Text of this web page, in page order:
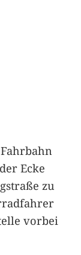
Ecke
zu
vorbei